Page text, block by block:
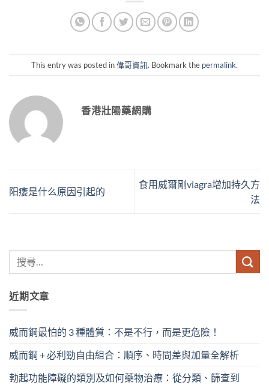
This entry was posted in偉哥資訊. Bookmark the permalink.
香港壯陽藥網購
阳痿是什么原因引起的
食用威爾剛viagra增加持久方
法
近期文章
威而鋼最怕的 3 種體質：不是不行，而是更危險！
威而鋼 + 必利勁自由組合：順序、時間差與加量全解析
勃起功能障礙的類別及如何藥物治療：從分類、篩查到